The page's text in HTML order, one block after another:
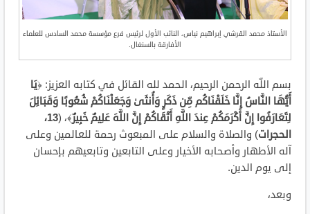
الأستاذ محمد القرشي إبراهيم نياس، النائب الأول لرئيس فرع مؤسسة محمد السادس للعلماء
الأفارقة بالسنغال.
بسم اللّه الرحمن الرحيم، الحمد لله القائل في كتابه العزيز: ﴿يَا
أَيُّهَا النَّاسُ إِنَّا خَلَقْنَاكُم مِّن ذَكَرٍ وَأُنثَىٰ وَجَعَلْنَاكُمْ شُعُوبًا وَقَبَائِلَ
لِتَعَارَفُوا إِنَّ أَكْرَمَكُمْ عِندَ اللَّهِ أَتْقَاكُمْ إِنَّ اللَّهَ عَلِيمٌ خَبِيرٌ﴾، (
13،
الحجرات) والصلاة والسلام على المبعوث رحمة للعالمين وعلى
آله الأطهار وأصحابه الأخيار وعلى التابعين وتابعيهم بإحسان
إلى يوم الدين.
وبعد،